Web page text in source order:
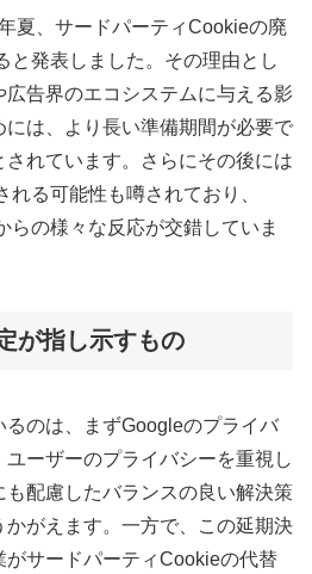
夏、サードパーティCookieの廃
と発表しました。その理由とし
告界のエコシステムに与える影
は、より長い準備期間が必要で
れています。さらにその後には
る可能性も噂されており、
らの様々な反応が交錯していま
が指し示すもの
るのは、まずGoogleのプライバ
ーザーのプライバシーを重視し
配慮したバランスの良い解決策
かがえます。一方で、この延期決
がサードパーティCookieの代替